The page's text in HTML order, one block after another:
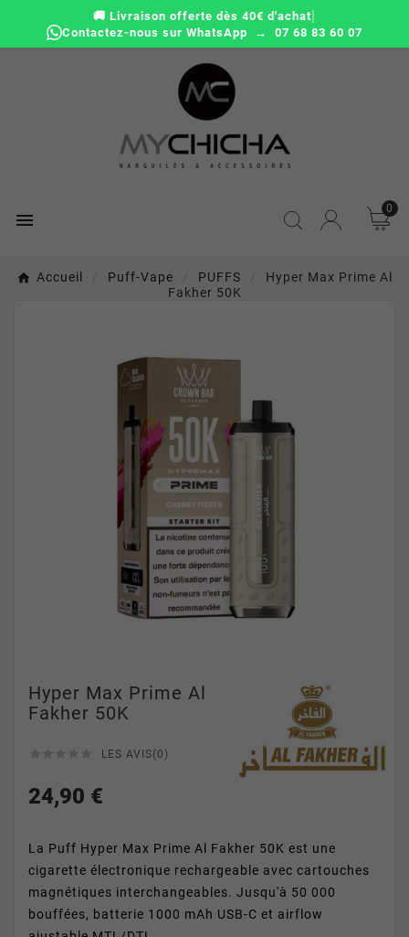
🚚 Livraison offerte dès 40€ d'achat|
Contactez-nous sur WhatsApp → 07 68 83 60 07

0
Accueil Puff-Vape PUFFS
Hyper Max Prime Al
Fakher 50K
Hyper Max Prime Al
Fakher 50K
LES AVIS(0)
24,90 €
La Puff Hyper Max Prime Al Fakher 50K est une
cigarette électronique rechargeable avec cartouches
magnétiques interchangeables. Jusqu'à 50 000
bouffées, batterie 1000 mAh USB-C et airflow